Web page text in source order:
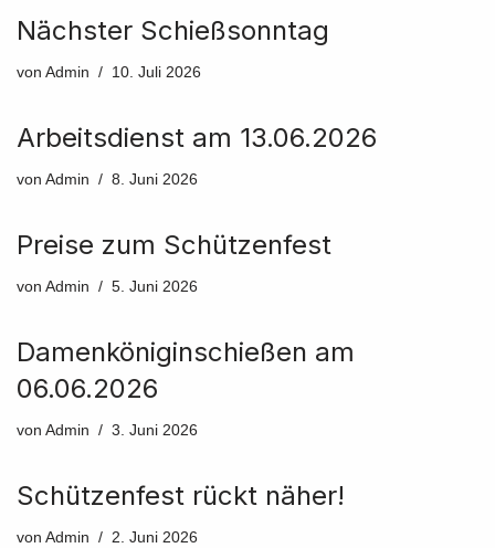
Nächster Schießsonntag
von Admin 10. Juli 2026
Arbeitsdienst am 13.06.2026
von Admin 8. Juni 2026
Preise zum Schützenfest
von Admin 5. Juni 2026
Damenköniginschießen am
06.06.2026
von Admin 3. Juni 2026
Schützenfest rückt näher!
von Admin 2. Juni 2026